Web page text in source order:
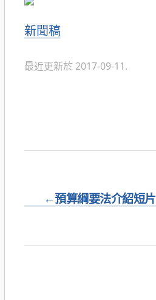
分
新聞稿
最近更新於 2017-09-11.
←預算綱要法介紹短片